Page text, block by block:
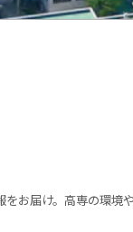
お届け。高専の環境